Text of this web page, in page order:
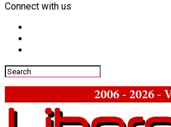
Connect with us